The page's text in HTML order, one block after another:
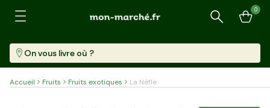
Recherche
0
On vous livre où ?
Accueil Fruits Fruits exotiques La Nèfle